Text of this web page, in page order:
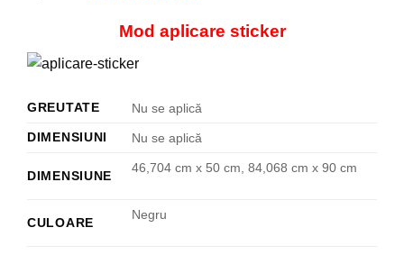
Mod aplicare sticker
GREUTATE
Nu se aplică
DIMENSIUNI
Nu se aplică
DIMENSIUNE
46,704 cm x 50 cm, 84,068 cm x 90 cm
CULOARE
Negru